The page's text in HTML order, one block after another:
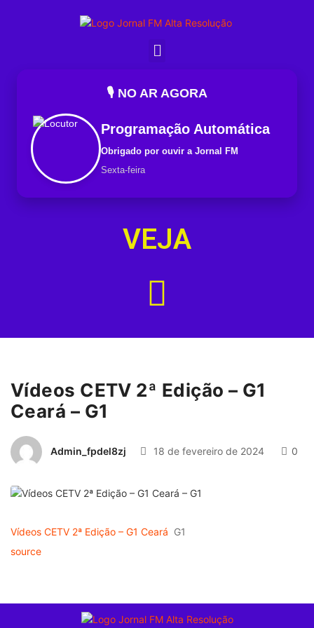
🎙️ NO AR AGORA
Programação Automática
Obrigado por ouvir a Jornal FM
Sexta-feira
VEJA
Vídeos CETV 2ª Edição – G1
Ceará – G1
Admin_fpdel8zj 18 de fevereiro de 2024 0
Vídeos CETV 2ª Edição – G1 Ceará G1
source